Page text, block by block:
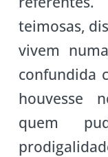
teimosas,
vivem
confundida
houvesse
quem